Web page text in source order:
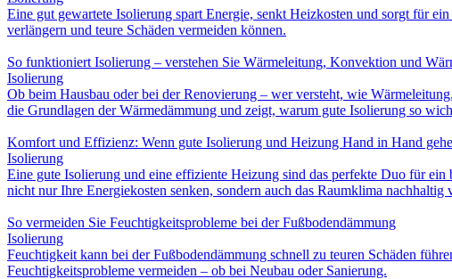
Eine gut gewartete Isolierung spart Energie, senkt Heizkosten und sorgt für
verlängern und teure Schäden vermeiden können.
So funktioniert Isolierung – verstehen Sie Wärmeleitung, Konvektion und
Isolierung
Ob beim Hausbau oder bei der Renovierung – wer versteht, wie
die Grundlagen der Wärmedämmung und zeigt, warum gute Isolierung so
Komfort und Effizienz: Wenn gute Isolierung und Heizung Hand in Hand
Isolierung
Eine gute Isolierung und eine effiziente Heizung sind das perfekte Duo für
nicht nur Ihre Energiekosten senken, sondern auch das Raumklima nachhaltig
So vermeiden Sie Feuchtigkeitsprobleme bei der Fußbodendämmung
Isolierung
Feuchtigkeit kann bei der Fußbodendämmung schnell zu teuren Schäden
Feuchtigkeitsprobleme vermeiden – ob bei Neubau oder Sanierung.